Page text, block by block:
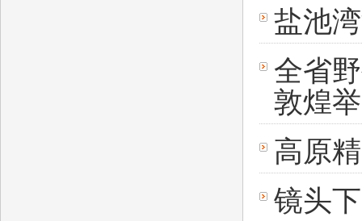
盐池
全省
敦煌
高原
镜头